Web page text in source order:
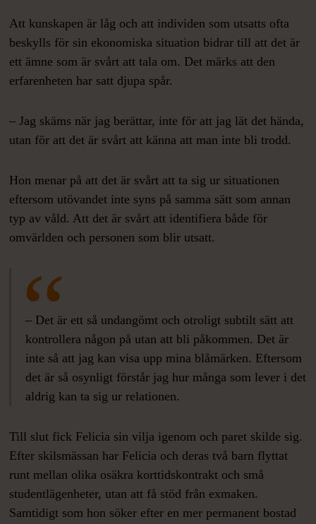
Att kunskapen är låg och att individen som utsatts ofta
beskylls för sin ekonomiska situation bidrar till att det är
ett ämne som är svårt att tala om. Det märks att den
erfarenheten har satt djupa spår.
– Jag skäms när jag berättar, inte för att jag lät det hända,
utan för att det är svårt att känna att man inte bli trodd.
Hon menar på att det är svårt att ta sig ur situationen
eftersom utövandet inte syns på samma sätt som annan
typ av våld. Att det är svårt att identifiera både för
omvärlden och personen som blir utsatt.
– Det är ett så undangömt och otroligt subtilt sätt att
kontrollera någon på utan att bli påkommen. Det är
inte så att jag kan visa upp mina blåmärken. Eftersom
det är så osynligt förstår jag hur många som lever i det
aldrig kan ta sig ur relationen.
Till slut fick Felicia sin vilja igenom och paret skilde sig.
Efter skilsmässan har Felicia och deras två barn flyttat
runt mellan olika osäkra korttidskontrakt och små
studentlägenheter, utan att få stöd från exmaken.
Samtidigt som hon söker efter en mer permanent bostad